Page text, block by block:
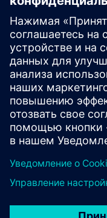
Эффективно и
и изготавливайте
композитные
НУЖНА